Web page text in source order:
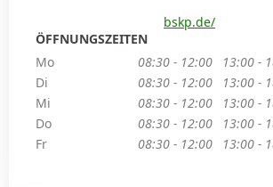
bskp.de/
ÖFFNUNGSZEITEN
Mo
08:30 - 12:00
13:00 -
Di
08:30 - 12:00
13:00 -
Mi
08:30 - 12:00
13:00 -
Do
08:30 - 12:00
13:00 -
Fr
08:30 - 12:00 13:00 -